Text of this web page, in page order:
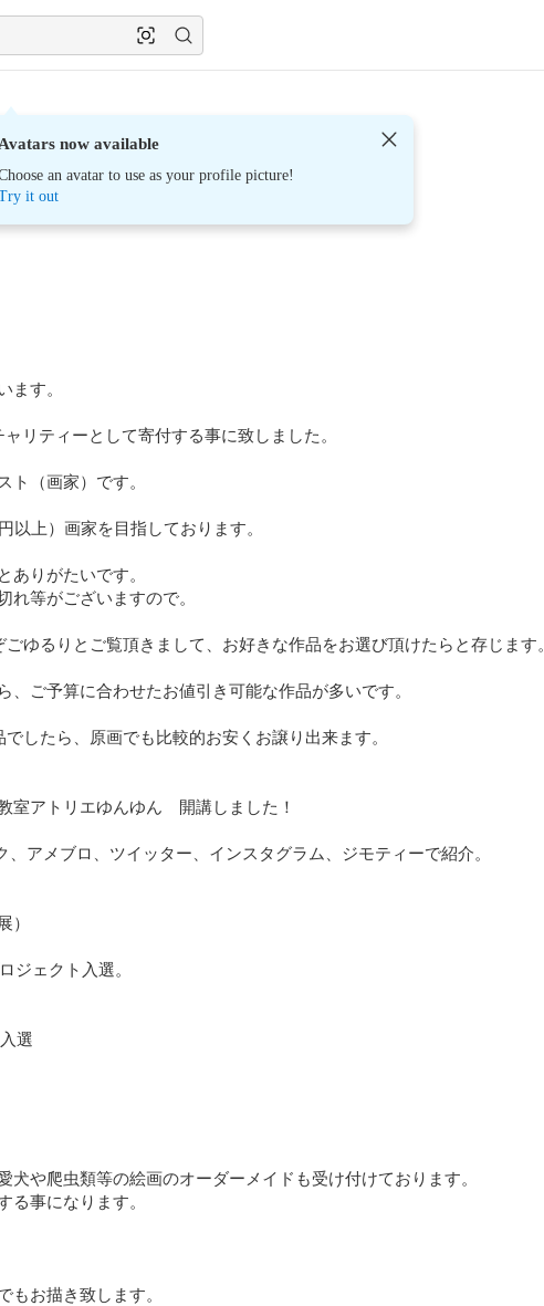
Avatars now available
an avatar to use as your profile picture!
it out
す。
リティーとして寄付する事に致しました。
（画家）です。
上）画家を目指しております。
りがたいです。
等がございますので。
ゆるりとご覧頂きまして、お好きな作品をお選び頂けたらと存じます。
ご予算に合わせたお値引き可能な作品が多いです。
したら、原画でも比較的お安くお譲り出来ます。
アトリエゆんゆん　開講しました！
アメブロ、ツイッター、インスタグラム、ジモティーで紹介。
ジェクト入選。
選
や爬虫類等の絵画のオーダーメイドも受け付けております。
事になります。
お描き致します。